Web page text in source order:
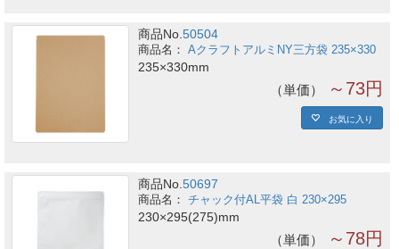
商品No.50504
AクラフトアルミNY三方袋 235×330
235×330mm
単価 ～73円
お気に入り
商品No.50697
チャック付AL平袋 白 230×295
230×295(275)mm
単価 ～78円